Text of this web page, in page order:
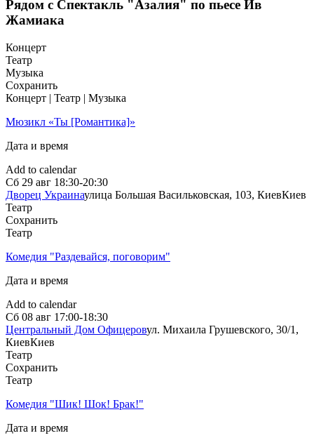
Рядом с Спектакль "Азалия" по пьесе Ив
Жамиака
Концерт
Театр
Музыка
Сохранить
Концерт | Театр | Музыка
Мюзикл «Ты [Романтика]»
Дата и время
Add to calendar
Сб 29 авг 18:30-20:30
Дворец Украинаулица Большая Васильковская, 103, КиевКиев
Театр
Сохранить
Театр
Комедия "Раздевайся, поговорим"
Дата и время
Add to calendar
Сб 08 авг 17:00-18:30
Центральный Дом Офицеровул. Михаила Грушевского, 30/1,
КиевКиев
Театр
Сохранить
Театр
Комедия "Шик! Шок! Брак!"
Дата и время